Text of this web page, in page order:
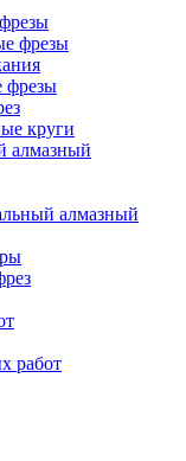
фрезы
фрезы
круги
алмазный
алмазный
работ